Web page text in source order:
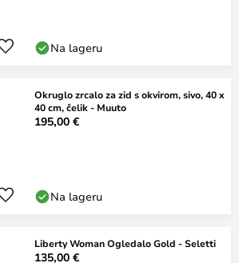
Na lageru
Okruglo zrcalo za zid s okvirom, sivo, 40 x
40 cm, čelik - Muuto
195,00 €
Na lageru
Liberty Woman Ogledalo Gold - Seletti
135,00 €